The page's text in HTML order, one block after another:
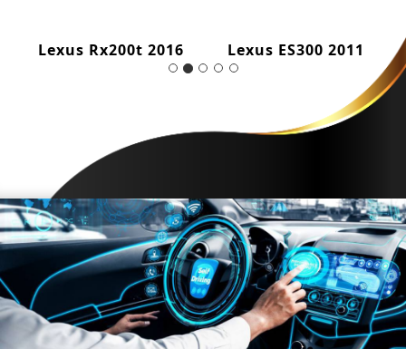
Lexus Rx200t 2016 Lexus ES300 2011